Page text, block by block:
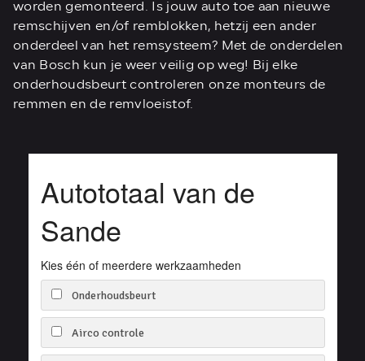
worden gemonteerd. Is jouw auto toe aan nieuwe
remschijven en/of remblokken, hetzij een ander
onderdeel van het remsysteem? Met de onderdelen
van Bosch kun je weer veilig op weg! Bij elke
onderhoudsbeurt controleren onze monteurs de
remmen en de remvloeistof.